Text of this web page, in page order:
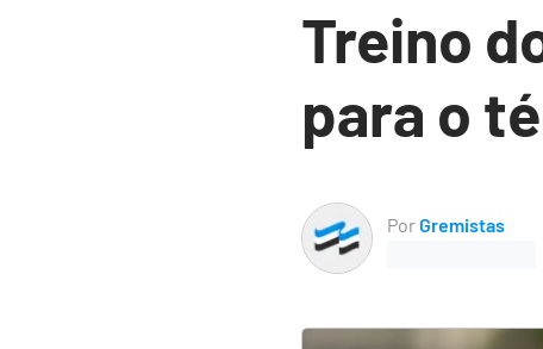
Treino
para o
PorGremistas